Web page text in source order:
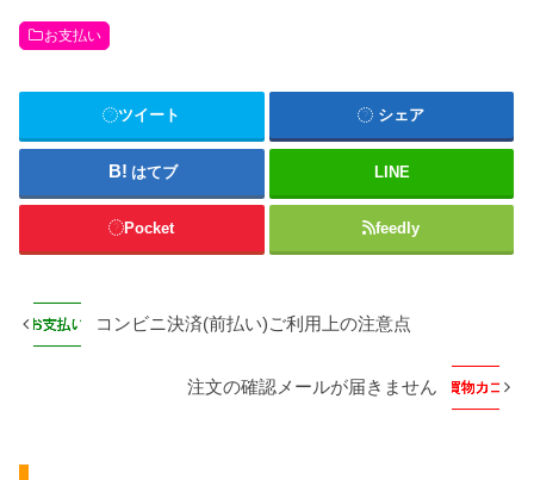
お支払い
ツイート シェア
はてブ LINE
Pocket feedly
コンビニ決済(前払い)ご利用上の注意点
注文の確認メールが届きません